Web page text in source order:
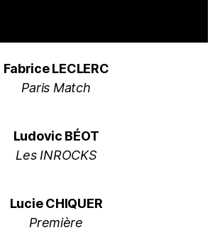
Fabrice LECLERC
Paris Match
Ludovic BÉOT
Les INROCKS
Lucie CHIQUER
Première